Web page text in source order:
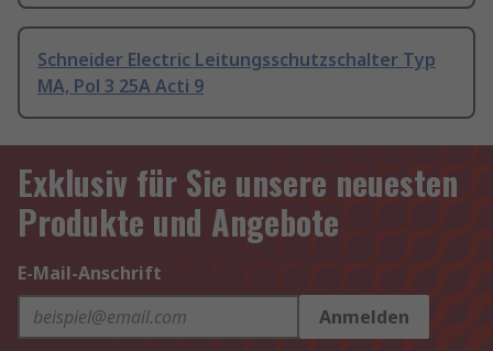
Schneider Electric Leitungsschutzschalter Typ
MA, Pol 3 25A Acti 9
Exklusiv für Sie unsere neuesten
Produkte und Angebote
E-Mail-Anschrift
Anmelden